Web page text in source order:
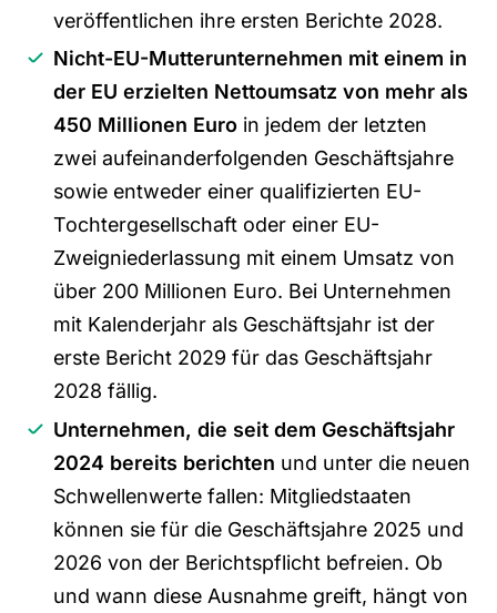
veröffentlichen ihre ersten Berichte 2028.
Nicht-EU-Mutterunternehmen mit einem in
der EU erzielten Nettoumsatz von mehr als
450 Millionen Euro in jedem der letzten
zwei aufeinanderfolgenden Geschäftsjahre
sowie entweder einer qualifizierten EU-
Tochtergesellschaft oder einer EU-
Zweigniederlassung mit einem Umsatz von
über 200 Millionen Euro. Bei Unternehmen
mit Kalenderjahr als Geschäftsjahr ist der
erste Bericht 2029 für das Geschäftsjahr
2028 fällig.
Unternehmen, die seit dem Geschäftsjahr
2024 bereits berichten und unter die neuen
Schwellenwerte fallen: Mitgliedstaaten
können sie für die Geschäftsjahre 2025 und
2026 von der Berichtspflicht befreien. Ob
und wann diese Ausnahme greift, hängt von